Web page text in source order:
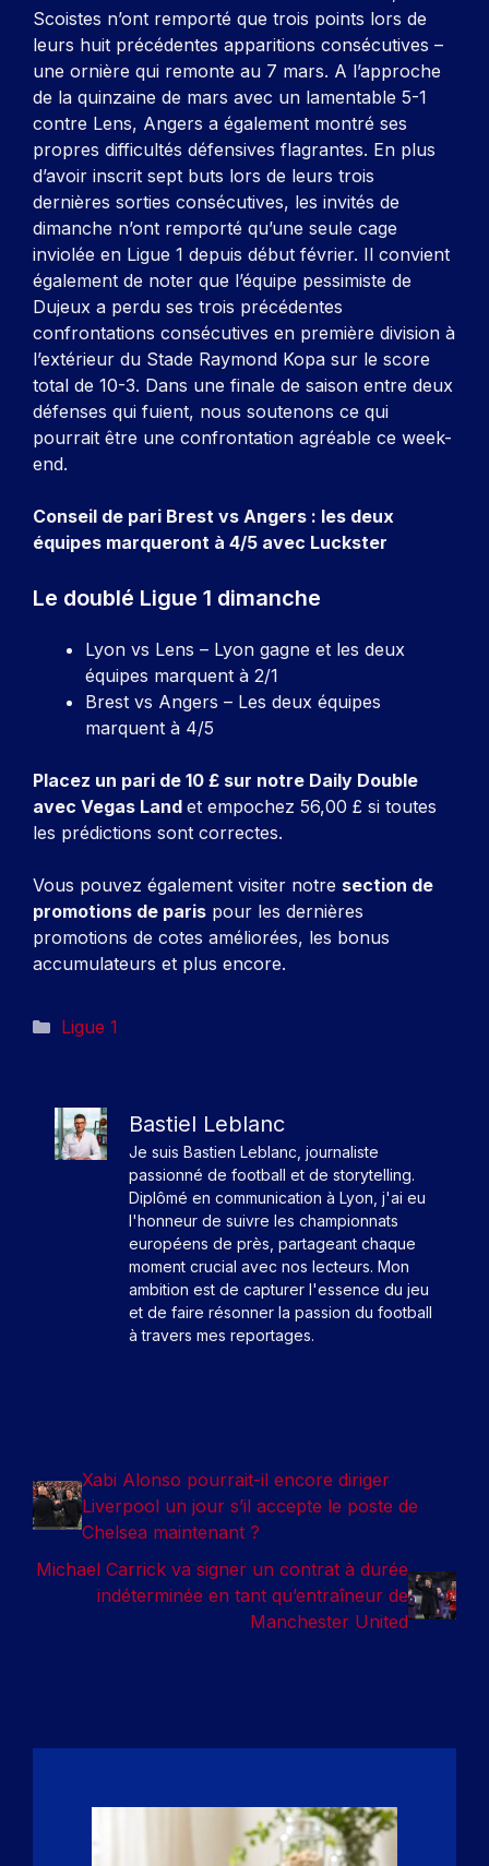
Scoistes n’ont remporté que trois points lors de
leurs huit précédentes apparitions consécutives –
une ornière qui remonte au 7 mars. A l’approche
de la quinzaine de mars avec un lamentable 5-1
contre Lens, Angers a également montré ses
propres difficultés défensives flagrantes. En plus
d’avoir inscrit sept buts lors de leurs trois
dernières sorties consécutives, les invités de
dimanche n’ont remporté qu’une seule cage
inviolée en Ligue 1 depuis début février. Il convient
également de noter que l’équipe pessimiste de
Dujeux a perdu ses trois précédentes
confrontations consécutives en première division à
l’extérieur du Stade Raymond Kopa sur le score
total de 10-3. Dans une finale de saison entre deux
défenses qui fuient, nous soutenons ce qui
pourrait être une confrontation agréable ce week-
end.
Conseil de pari Brest vs Angers : les deux
équipes marqueront à 4/5 avec Luckster
Le doublé Ligue 1 dimanche
Lyon vs Lens – Lyon gagne et les deux
équipes marquent à 2/1
Brest vs Angers – Les deux équipes
marquent à 4/5
Placez un pari de 10 £ sur notre Daily Double
avec Vegas Land et empochez 56,00 £ si toutes
les prédictions sont correctes.
Vous pouvez également visiter notre section de
promotions de paris pour les dernières
promotions de cotes améliorées, les bonus
accumulateurs et plus encore.
Catégories
Ligue 1
Bastiel Leblanc
Je suis Bastien Leblanc, journaliste
passionné de football et de storytelling.
Diplômé en communication à Lyon, j'ai eu
l'honneur de suivre les championnats
européens de près, partageant chaque
moment crucial avec nos lecteurs. Mon
ambition est de capturer l'essence du jeu
et de faire résonner la passion du football
à travers mes reportages.
Xabi Alonso pourrait-il encore diriger
Liverpool un jour s’il accepte le poste de
Chelsea maintenant ?
Michael Carrick va signer un contrat à durée
indéterminée en tant qu’entraîneur de
Manchester United